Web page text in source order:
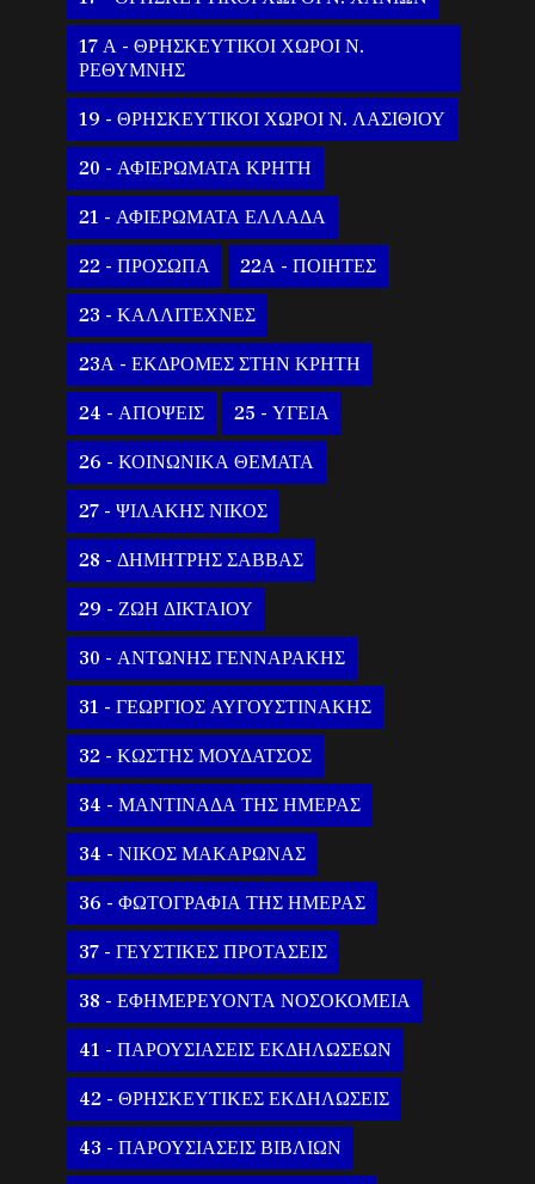
17 Α - ΘΡΗΣΚΕΥΤΙΚΟΙ ΧΩΡΟΙ Ν.
ΡΕΘΥΜΝΗΣ
19 - ΘΡΗΣΚΕΥΤΙΚΟΙ ΧΩΡΟΙ Ν. ΛΑΣΙΘΙΟΥ
20 - ΑΦΙΕΡΩΜΑΤΑ ΚΡΗΤΗ
21 - ΑΦΙΕΡΩΜΑΤΑ ΕΛΛΑΔΑ
22 - ΠΡΟΣΩΠΑ 22Α - ΠΟΙΗΤΕΣ
23 - ΚΑΛΛΙΤΕΧΝΕΣ
23Α - ΕΚΔΡΟΜΕΣ ΣΤΗΝ ΚΡΗΤΗ
24 - ΑΠΟΨΕΙΣ 25 - ΥΓΕΙΑ
26 - ΚΟΙΝΩΝΙΚΑ ΘΕΜΑΤΑ
27 - ΨΙΛΑΚΗΣ ΝΙΚΟΣ
28 - ΔΗΜΗΤΡΗΣ ΣΑΒΒΑΣ
29 - ΖΩΗ ΔΙΚΤΑΙΟΥ
30 - ΑΝΤΩΝΗΣ ΓΕΝΝΑΡΑΚΗΣ
31 - ΓΕΩΡΓΙΟΣ ΑΥΓΟΥΣΤΙΝΑΚΗΣ
32 - ΚΩΣΤΗΣ ΜΟΥΔΑΤΣΟΣ
34 - ΜΑΝΤΙΝΑΔΑ ΤΗΣ ΗΜΕΡΑΣ
34 - ΝΙΚΟΣ ΜΑΚΑΡΩΝΑΣ
36 - ΦΩΤΟΓΡΑΦΙΑ ΤΗΣ ΗΜΕΡΑΣ
37 - ΓΕΥΣΤΙΚΕΣ ΠΡΟΤΑΣΕΙΣ
38 - ΕΦΗΜΕΡΕΥΟΝΤΑ ΝΟΣΟΚΟΜΕΙΑ
41 - ΠΑΡΟΥΣΙΑΣΕΙΣ ΕΚΔΗΛΩΣΕΩΝ
42 - ΘΡΗΣΚΕΥΤΙΚΕΣ ΕΚΔΗΛΩΣΕΙΣ
43 - ΠΑΡΟΥΣΙΑΣΕΙΣ ΒΙΒΛΙΩΝ